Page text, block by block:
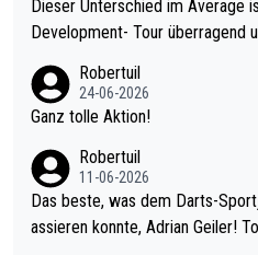
Dieser Unterschied im Average ist echt
Development- Tour überragend
mal 40+ erst recht. Da gewinnst keinen Blumentopf - ist ja noc
h krasser wie ein Pokalspiel eines Kreisligisten vs einem Bund
Robertuil
24-06-2026
Ganz tolle Aktion!
Robertuil
11-06-2026
Das beste, was dem Darts-
assieren konnte, Adrian Geiler!